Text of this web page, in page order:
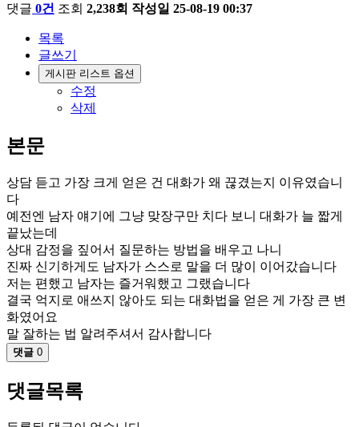
댓글 0건 조회 2,238회 작성일 25-08-19 00:37
목록
글쓰기
게시판 리스트 옵션
수정
삭제
본문
상담 듣고 가장 크게 얻은 건 대화가 왜 끊겼는지 이유였습니
다
예전엔 남자 얘기에 그냥 맞장구만 치다 보니 대화가 늘 짧게
끝났는데
상대 감정을 짚어서 질문하는 방법을 배우고 나니
진짜 신기하게도 남자가 스스로 말을 더 많이 이어갔습니다
저는 편했고 남자는 즐거워했고 그랬습니다
결국 억지로 애쓰지 않아도 되는 대화법을 얻은 게 가장 큰 변
화였어요
말 잘하는 법 알려주셔서 감사합니다
댓글 0
댓글목록